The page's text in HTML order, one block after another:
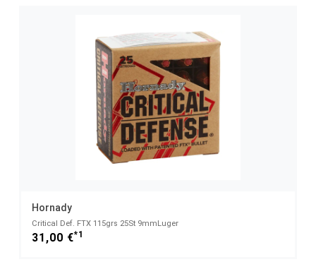
Hornady
Critical Def. FTX 115grs 25St 9mmLuger
31,00 €*1